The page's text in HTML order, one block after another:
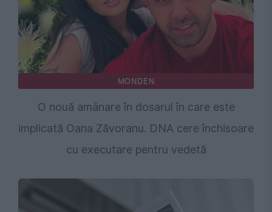
MONDEN
O nouă amânare în dosarul în care este
implicată Oana Zăvoranu. DNA cere închisoare
cu executare pentru vedetă